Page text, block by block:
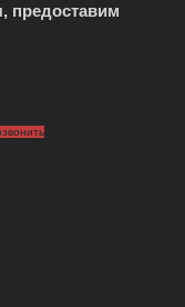
предоставим